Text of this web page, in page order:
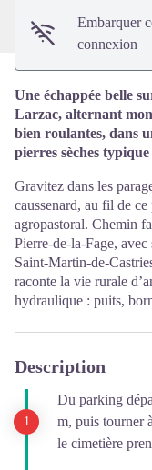
Embarquer
connexion
Une échappée belle
Larzac, alternant
bien roulantes, dans
pierres sèches typique
Gravitez dans les
caussenard, au fil de
agropastoral. Chemin
Pierre-de-la-Fage,
Saint-Martin-de-
raconte la vie rurale
hydraulique : puits,
Description
Du parking
m, puis tourner
le cimetière